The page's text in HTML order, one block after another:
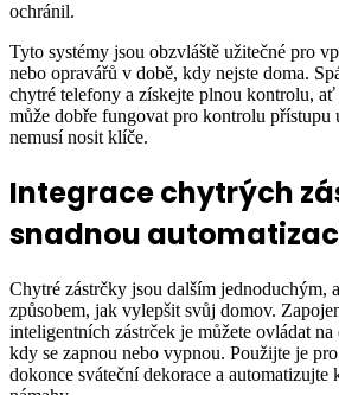
ochránil.
Tyto systémy jsou obzvláště užitečné pro
nebo opravářů v době, kdy nejste doma.
chytré telefony a získejte plnou kontrolu,
může dobře fungovat pro kontrolu přístupu
nemusí nosit klíče.
Integrace chytrých
snadnou
Chytré zástrčky jsou dalším jednoduchým,
způsobem, jak vylepšit svůj domov.
inteligentních zástrček je můžete ovládat
kdy se zapnou nebo vypnou. Použijte je
dokonce sváteční dekorace a automatizujte